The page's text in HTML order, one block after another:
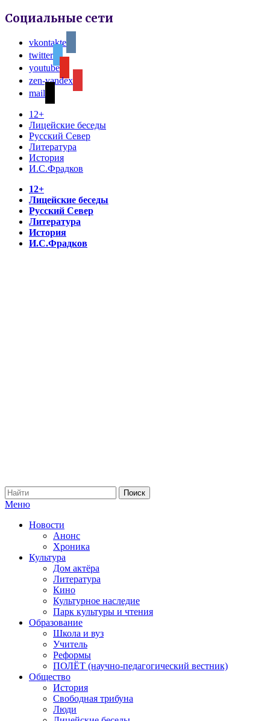
Социальные сети
vkontakte
twitter
youtube
zen-yandex
mail
12+
Лицейские беседы
Русский Север
Литература
История
И.С.Фрадков
12+
Лицейские беседы
Русский Север
Литература
История
И.С.Фрадков
Меню
Новости
Анонс
Хроника
Культура
Дом актёра
Литература
Кино
Культурное наследие
Парк культуры и чтения
Образование
Школа и вуз
Учитель
Реформы
ПОЛЁТ (научно-педагогический вестник)
Общество
История
Свободная трибуна
Люди